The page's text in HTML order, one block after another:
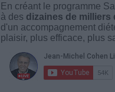
En créant le programme
à des dizaines de milliers
d'un accompagnement
plaisir, plus efficace, plus